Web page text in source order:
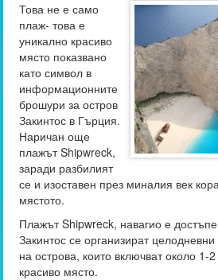
Това не е само
плаж- това е
уникално красиво
място показвано
като символ в
информационните
брошури за остров
Закинтос в Гърция.
Наричан още
плажът Shipwreck,
заради разбилият
се и изоставен през миналия век
мястото.
Плажът Shipwreck, навагио е
Закинтос се организират
на острова, които включват около 1-
красиво място.